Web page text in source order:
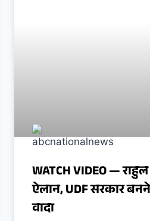
WATCH VIDEO —
ऐलान, UDF सरकार
वादा